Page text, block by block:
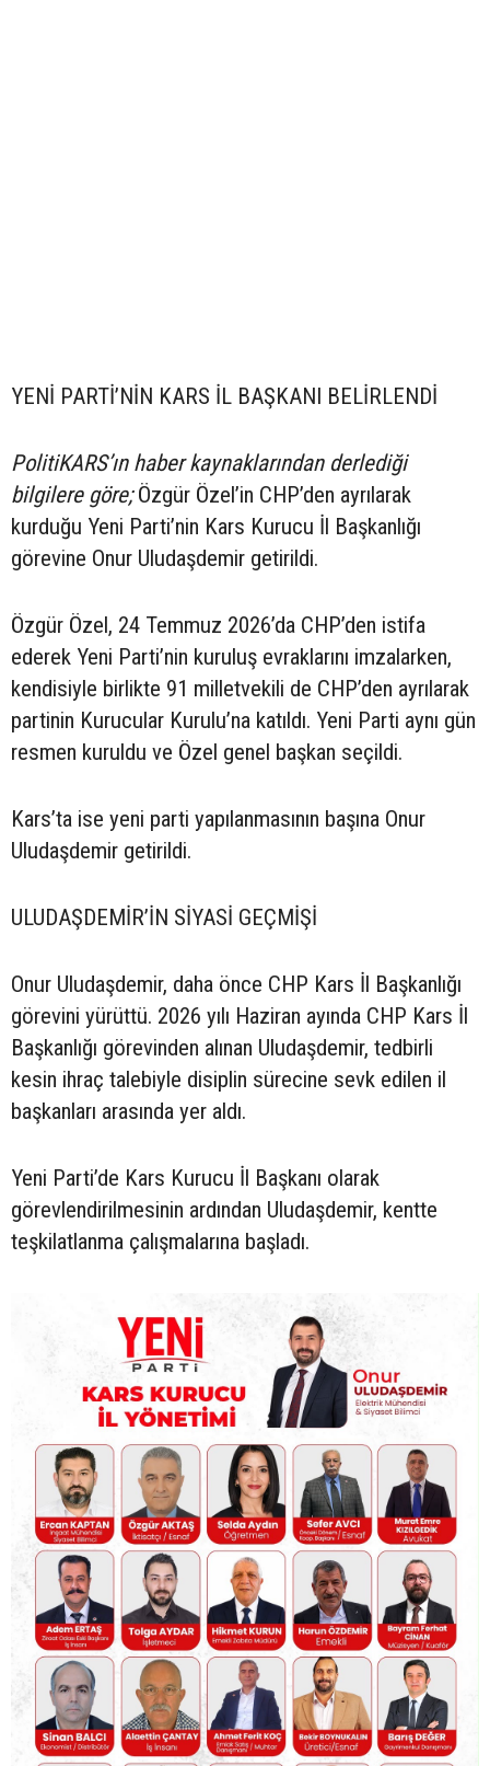
YENİ PARTİ’NİN KARS İL BAŞKANI BELİRLENDİ
PolitiKARS’ın haber kaynaklarından derlediği
bilgilere göre;Özgür Özel’in CHP’den ayrılarak
kurduğu Yeni Parti’nin Kars Kurucu İl Başkanlığı
görevine Onur Uludaşdemir getirildi.
Özgür Özel, 24 Temmuz 2026’da CHP’den istifa
ederek Yeni Parti’nin kuruluş evraklarını imzalarken,
kendisiyle birlikte 91 milletvekili de CHP’den ayrılarak
partinin Kurucular Kurulu’na katıldı. Yeni Parti aynı gün
resmen kuruldu ve Özel genel başkan seçildi.
Kars’ta ise yeni parti yapılanmasının başına Onur
Uludaşdemir getirildi.
ULUDAŞDEMİR’İN SİYASİ GEÇMİŞİ
Onur Uludaşdemir, daha önce CHP Kars İl Başkanlığı
görevini yürüttü. 2026 yılı Haziran ayında CHP Kars İl
Başkanlığı görevinden alınan Uludaşdemir, tedbirli
kesin ihraç talebiyle disiplin sürecine sevk edilen il
başkanları arasında yer aldı.
Yeni Parti’de Kars Kurucu İl Başkanı olarak
görevlendirilmesinin ardından Uludaşdemir, kentte
teşkilatlanma çalışmalarına başladı.